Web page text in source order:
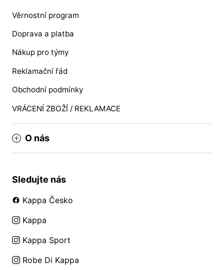
Věrnostní program
Doprava a platba
Nákup pro týmy
Reklamační řád
Obchodní podmínky
VRÁCENÍ ZBOŽÍ / REKLAMACE
O nás
Sledujte nás
Kappa Česko
Kappa
Kappa Sport
Robe Di Kappa